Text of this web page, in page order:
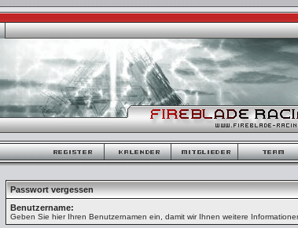
Passwort vergessen
Benutzername:
Geben Sie hier Ihren Benutzernamen ein, damit wir Ihnen weitere